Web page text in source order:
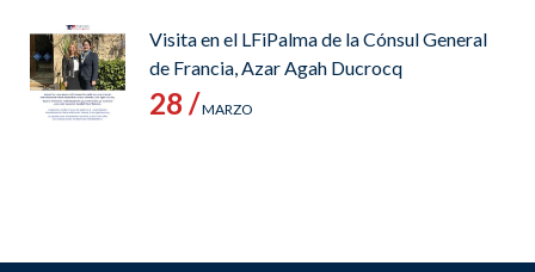
Visita en el LFiPalma de la Cónsul General
de Francia, Azar Agah Ducrocq
28 /MARZO